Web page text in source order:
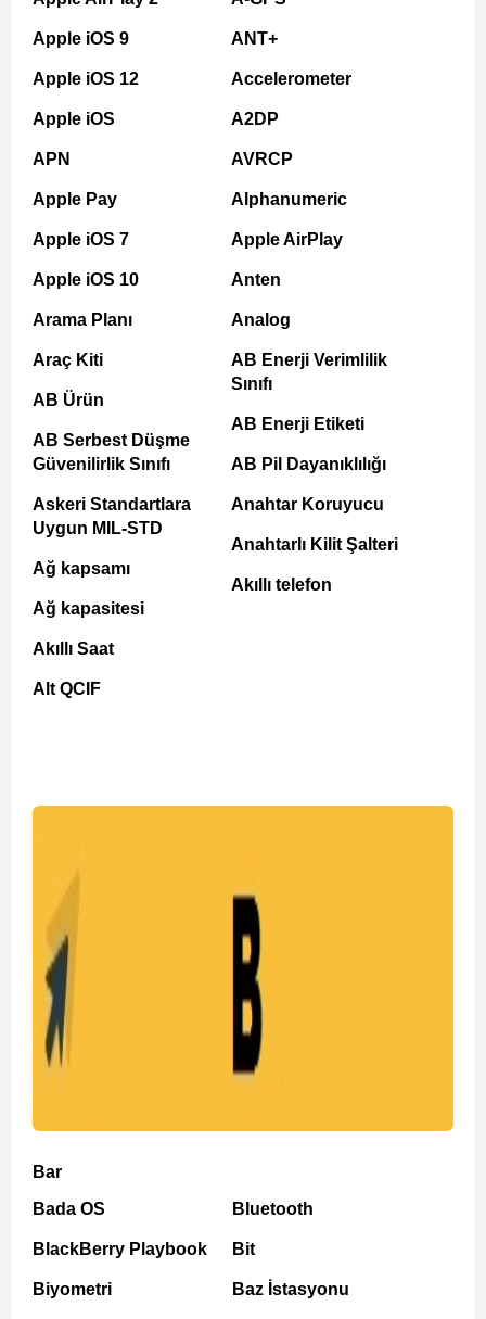
Apple iOS 9
Apple iOS 12
Apple iOS
APN
Apple Pay
Apple iOS 7
Apple iOS 10
Arama Planı
Araç Kiti
AB Ürün
AB Serbest Düşme
Güvenilirlik Sınıfı
Askeri Standartlara
Uygun MIL-STD
Ağ kapsamı
Ağ kapasitesi
Akıllı Saat
Alt QCIF
ANT+
Accelerometer
A2DP
AVRCP
Alphanumeric
Apple AirPlay
Anten
Analog
AB Enerji Verimlilik
Sınıfı
AB Enerji Etiketi
AB Pil Dayanıklılığı
Anahtar Koruyucu
Anahtarlı Kilit Şalteri
Akıllı telefon
Bar
Bada OS
BlackBerry Playbook
Biyometri
Bluetooth
Bit
Baz İstasyonu